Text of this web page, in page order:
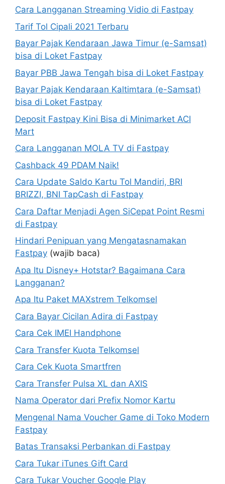
Cara Langganan Streaming Vidio di Fastpay
Tarif Tol Cipali 2021 Terbaru
Bayar Pajak Kendaraan Jawa Timur (e-Samsat)
bisa di Loket Fastpay
Bayar PBB Jawa Tengah bisa di Loket Fastpay
Bayar Pajak Kendaraan Kaltimtara (e-Samsat)
bisa di Loket Fastpay
Deposit Fastpay Kini Bisa di Minimarket ACI
Mart
Cara Langganan MOLA TV di Fastpay
Cashback 49 PDAM Naik!
Cara Update Saldo Kartu Tol Mandiri, BRI
BRIZZI, BNI TapCash di Fastpay
Cara Daftar Menjadi Agen SiCepat Point Resmi
di Fastpay
Hindari Penipuan yang Mengatasnamakan
Fastpay (wajib baca)
Apa Itu Disney+ Hotstar? Bagaimana Cara
Langganan?
Apa Itu Paket MAXstrem Telkomsel
Cara Bayar Cicilan Adira di Fastpay
Cara Cek IMEI Handphone
Cara Transfer Kuota Telkomsel
Cara Cek Kuota Smartfren
Cara Transfer Pulsa XL dan AXIS
Nama Operator dari Prefix Nomor Kartu
Mengenal Nama Voucher Game di Toko Modern
Fastpay
Batas Transaksi Perbankan di Fastpay
Cara Tukar iTunes Gift Card
Cara Tukar Voucher Google Play